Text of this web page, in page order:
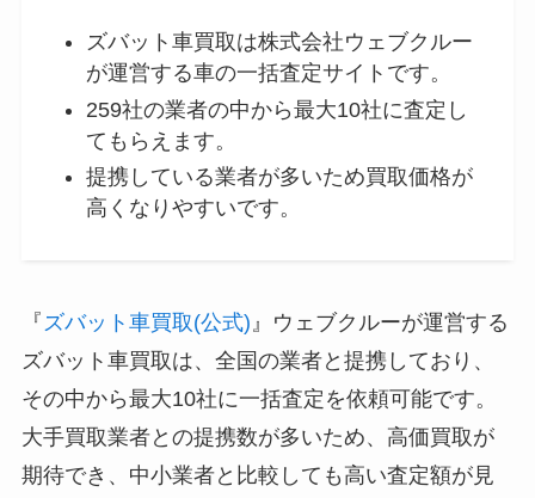
ズバット車買取は株式会社ウェブクルー
が運営する車の一括査定サイトです。
259社の業者の中から最大10社に査定し
てもらえます。
提携している業者が多いため買取価格が
高くなりやすいです。
『 ズバット車買取(公式)』ウェブクルーが運営する
ズバット車買取は、全国の業者と提携しており、
その中から最大10社に一括査定を依頼可能です。
大手買取業者との提携数が多いため、高価買取が
期待でき、中小業者と比較しても高い査定額が見